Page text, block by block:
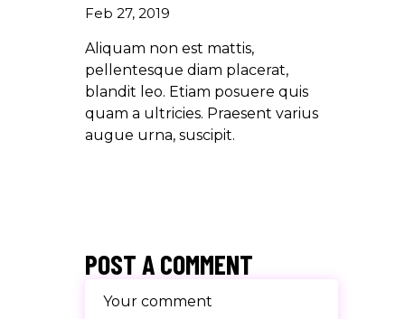
Feb 27, 2019
Aliquam non est mattis,
pellentesque diam placerat,
blandit leo. Etiam posuere quis
quam a ultricies. Praesent varius
augue urna, suscipit.
POST A COMMENT